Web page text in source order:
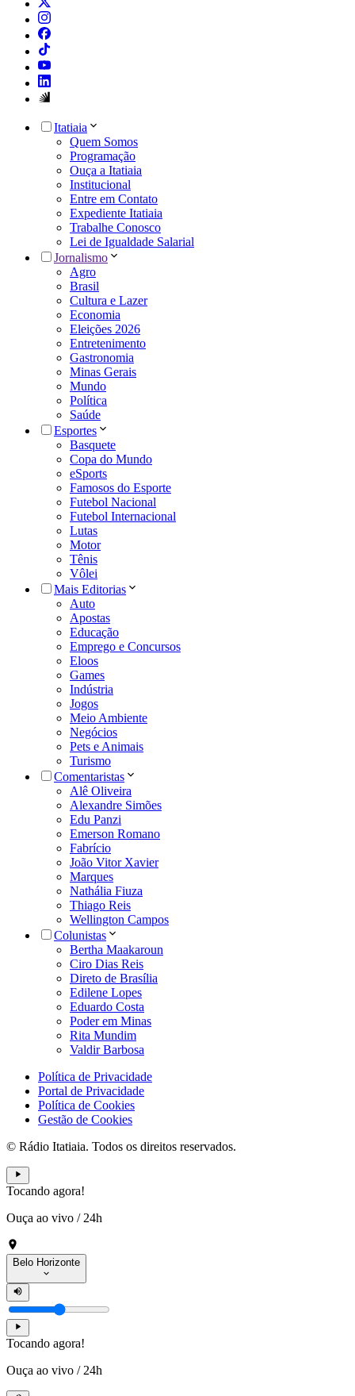
Itatiaia
Quem Somos
Programação
Ouça a Itatiaia
Institucional
Entre em Contato
Expediente Itatiaia
Trabalhe Conosco
Lei de Igualdade Salarial
Jornalismo
Agro
Brasil
Cultura e Lazer
Economia
Eleições 2026
Entretenimento
Gastronomia
Minas Gerais
Mundo
Política
Saúde
Esportes
Basquete
Copa do Mundo
eSports
Famosos do Esporte
Futebol Nacional
Futebol Internacional
Lutas
Motor
Tênis
Vôlei
Mais Editorias
Auto
Apostas
Educação
Emprego e Concursos
Eloos
Games
Indústria
Jogos
Meio Ambiente
Negócios
Pets e Animais
Turismo
Comentaristas
Alê Oliveira
Alexandre Simões
Edu Panzi
Emerson Romano
Fabrício
João Vitor Xavier
Marques
Nathália Fiuza
Thiago Reis
Wellington Campos
Colunistas
Bertha Maakaroun
Ciro Dias Reis
Direto de Brasília
Edilene Lopes
Eduardo Costa
Poder em Minas
Rita Mundim
Valdir Barbosa
Política de Privacidade
Portal de Privacidade
Política de Cookies
Gestão de Cookies
© Rádio Itatiaia. Todos os direitos reservados.
Tocando agora!
Ouça ao vivo / 24h
Belo Horizonte
Tocando agora!
Ouça ao vivo / 24h